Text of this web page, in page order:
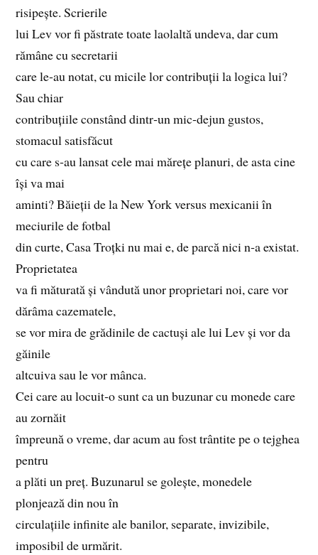
risipește. Scrierile
lui Lev vor fi păstrate toate laolaltă undeva, dar cum
rămâne cu secretarii
care le‑au notat, cu micile lor contribuții la logica lui?
Sau chiar
contribuțiile constând dintr‑un mic‑dejun gustos,
stomacul satisfăcut
cu care s‑au lansat cele mai mărețe planuri, de asta cine
își va mai
aminti? Băieții de la New York versus mexicanii în
meciurile de fotbal
din curte, Casa Troțki nu mai e, de parcă nici n‑a existat.
Proprietatea
va fi măturată și vândută unor proprietari noi, care vor
dărâma cazematele,
se vor mira de grădinile de cactuși ale lui Lev și vor da
găinile
altcuiva sau le vor mânca.
Cei care au locuit‑o sunt ca un buzunar cu monede care
au zornăit
împreună o vreme, dar acum au fost trântite pe o tejghea
pentru
a plăti un preț. Buzunarul se golește, monedele
plonjează din nou în
circulațiile infinite ale banilor, separate, invizibile,
imposibil de urmărit.